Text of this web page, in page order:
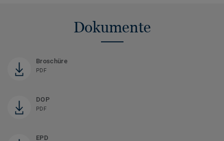
Dokumente
Broschüre
PDF
DOP
PDF
EPD